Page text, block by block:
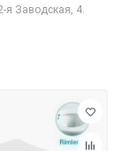
я Заводская, 4.